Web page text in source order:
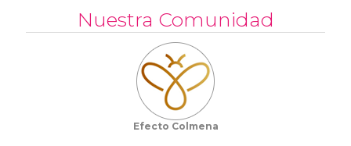
Nuestra Comunidad
Efecto Colmena